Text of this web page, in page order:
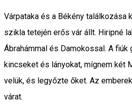
Várpataka és a Békény találkozása
szikla tetején erős vár állt. Hiripné
Ábrahámmal és Damokossal. A fiúk
kincseket és lányokat, mígnem két
velük, és legyőzte őket. Az
várat.